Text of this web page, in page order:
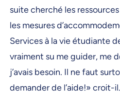
suite cherché les
les mesures
Services à la vie étudiante
vraiment su me guider, me
j’avais besoin. Il ne faut
demander de l’aide!» croit-il.